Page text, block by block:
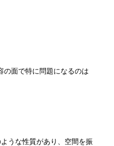
の面で特に問題になるのは
うな性質があり、空間を振